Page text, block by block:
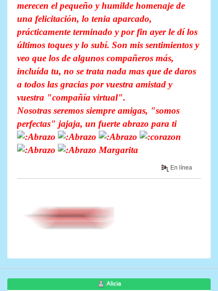
merecen el pequeño y humilde homenaje de
una felicitación, lo tenia aparcado,
prácticamente terminado y por fin ayer le dí los
últimos toques y lo subí. Son mis sentimientos y
veo que los de algunos compañeros más,
incluída tu, no se trata nada mas que de daros
a todos las gracias por vuestra amistad y
vuestra "compañía virtual".
Nosotras seremos siempre amigas, "somos
perfectas" jajaja, un fuerte abrazo para ti
Margarita
En línea
Alicia